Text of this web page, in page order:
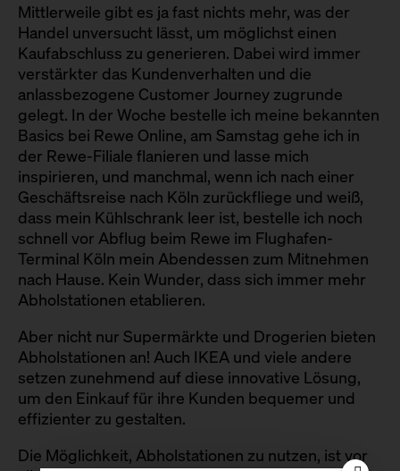
Mittlerweile gibt es ja fast nichts mehr, was der
Handel unversucht lässt, um möglichst einen
Kaufabschluss zu generieren. Dabei wird immer
verstärkter das Kundenverhalten und die
anlassbezogene Customer Journey zugrunde
gelegt. In der Woche bestelle ich meine bekannten
Basics bei Rewe Online, am Samstag gehe ich in
der Rewe-Filiale flanieren und lasse mich
inspirieren, und manchmal, wenn ich nach einer
Geschäftsreise nach Köln zurückfliege und weiß,
dass mein Kühlschrank leer ist, bestelle ich noch
schnell vor Abflug beim Rewe im Flughafen-
Terminal Köln mein Abendessen zum Mitnehmen
nach Hause. Kein Wunder, dass sich immer mehr
Abholstationen etablieren.
Aber nicht nur Supermärkte und Drogerien bieten
Abholstationen an! Auch IKEA und viele andere
setzen zunehmend auf diese innovative Lösung,
um den Einkauf für ihre Kunden bequemer und
effizienter zu gestalten.
Die Möglichkeit, Abholstationen zu nutzen, ist vor